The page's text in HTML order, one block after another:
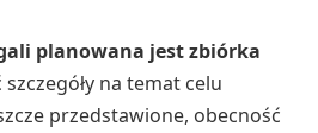
planowana jest zbiórka
szczegóły na temat celu
przedstawione, obecność